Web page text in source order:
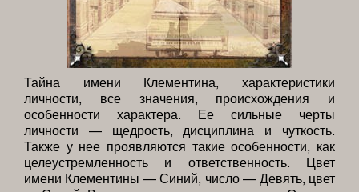
Тайна имени Клементина, характеристики
личности, все значения, происхождения и
особенности характера. Ее сильные черты
личности — щедрость, дисциплина и чуткость.
Также у нее проявляются такие особенности, как
целеустремленность и ответственность. Цвет
имени Клементины — Синий, число — Девять, цвет